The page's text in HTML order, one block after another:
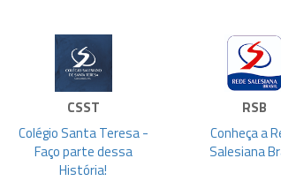
CSST
Colégio Santa Teresa -
Faço parte dessa
História!
RSB
Conheça a
Salesiana